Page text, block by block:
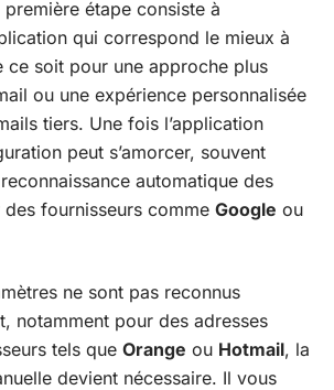
étape consiste à
qui correspond le mieux à
ce soit pour une approche plus
ou une expérience personnalisée
tiers. Une fois l’application
peut s’amorcer, souvent
automatique des
fournisseurs comme Google ou
ne sont pas reconnus
notamment pour des adresses
tels que Orange ou Hotmail, la
devient nécessaire. Il vous